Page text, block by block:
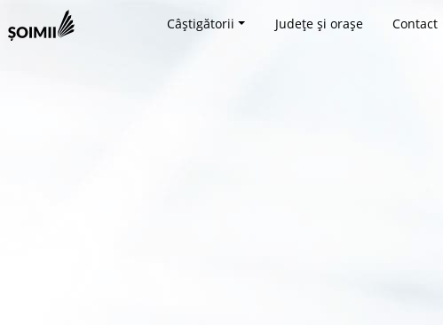
Câștigătorii Județe și orașe Contact